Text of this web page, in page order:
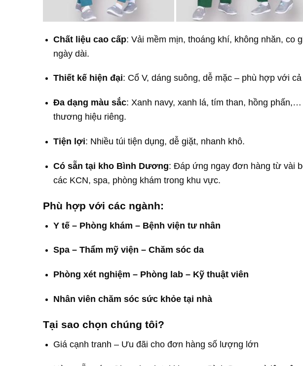
Chất liệu cao cấp: Vải mềm mịn, thoáng khí, không nhăn, co
ngày dài.
Thiết kế hiện đại: Cổ V, dáng suông, dễ mặc – phù hợp với
Đa dạng màu sắc: Xanh navy, xanh lá, tím than, hồng
thương hiệu riêng.
Tiện lợi: Nhiều túi tiện dụng, dễ giặt, nhanh khô.
Có sẵn tại kho Bình Dương: Đáp ứng ngay đơn hàng từ vài
các KCN, spa, phòng khám trong khu vực.
Phù hợp với các ngành:
Y tế – Phòng khám – Bệnh viện tư nhân
Spa – Thẩm mỹ viện – Chăm sóc da
Phòng xét nghiệm – Phòng lab – Kỹ thuật viên
Nhân viên chăm sóc sức khỏe tại nhà
Tại sao chọn chúng tôi?
Giá cạnh tranh – Ưu đãi cho đơn hàng số lượng lớn